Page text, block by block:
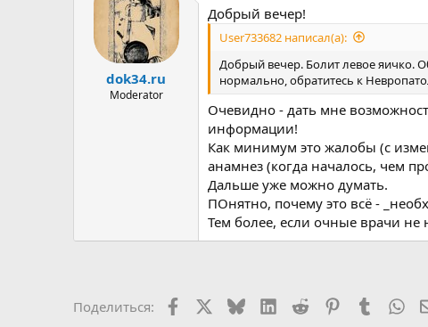
dok34.ru
Moderator
Добрый вечер!
User733682 написал(а):
Добрый вечер. Болит левое яичко.
нормально, обратитесь к
Очевидно - дать мне
информации!
Как минимум это жалобы (с
анамнез (когда началось, чем
Дальше уже можно думать.
ПОнятно, почему это всё -
Тем более, если очные врачи
Поделиться: Facebook BlueskyLinkedInReddit PinterestTumblr